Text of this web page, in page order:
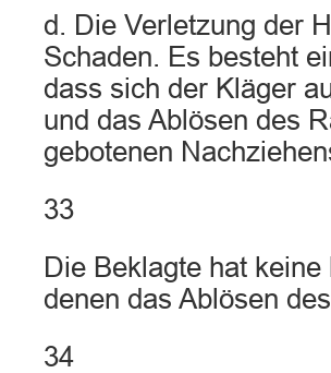
d. Die Verletzung der
Schaden. Es besteht
dass sich der Kläger
und das Ablösen des
gebotenen
33
Die Beklagte hat
denen das Ablösen
34